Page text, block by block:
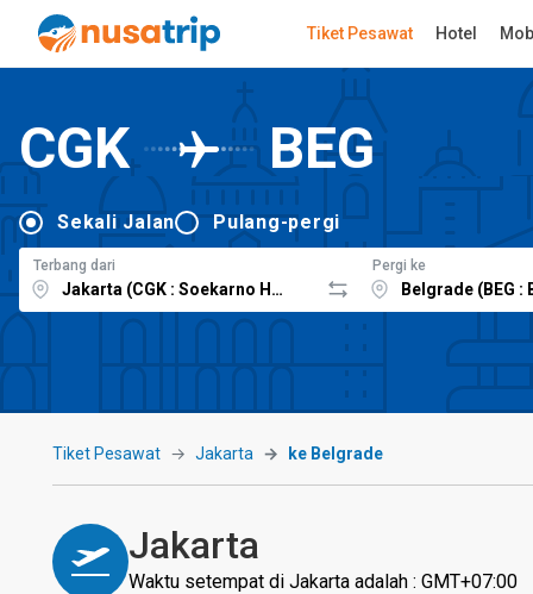
Tiket Pesawat Hotel
CGK BEG
Sekali Jalan Pulang-pergi
Terbang dari Pergi ke
Tiket Pesawat Jakarta ke Belgrade
Jakarta
Waktu setempat di Jakarta adalah : GMT+07:00